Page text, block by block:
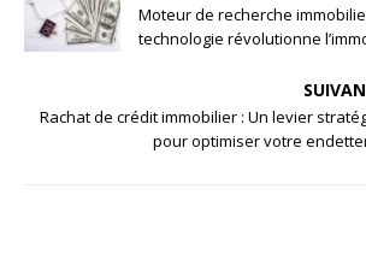
Moteur de recherche
technologie révolutionne
Rachat de crédit immobilier : Un levier
pour optimiser votre